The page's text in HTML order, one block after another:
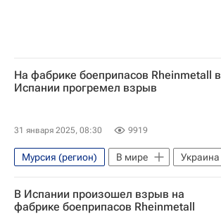
На фабрике боеприпасов Rheinmetall в
Испании прогремел взрыв
31 января 2025, 08:30 9919
Мурсия (регион) В мире
Украина
Россия
Сергей Лавров НАТО
В Испании произошел взрыв на
фабрике боеприпасов Rheinmetall